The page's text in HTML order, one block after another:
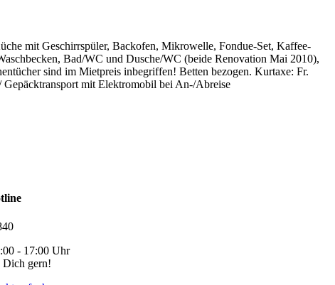
mit Geschirrspüler, Backofen, Mikrowelle, Fondue-Set, Kaffee-
Bad/WC und Dusche/WC (beide Renovation Mai 2010),
sind im Mietpreis inbegriffen! Betten bezogen. Kurtaxe: Fr.
mit Elektromobil bei An-/Abreise
- 17:00 Uhr
Dich gern!